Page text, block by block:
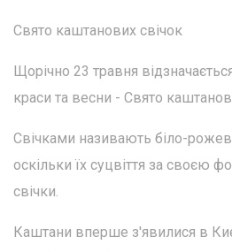
Свято каштанових свічок
Щорічно 23 травня
краси та весни - Свято
Свічками називають біло-
оскільки їх суцвіття за своєю
свічки.
Каштани вперше з'явилися в